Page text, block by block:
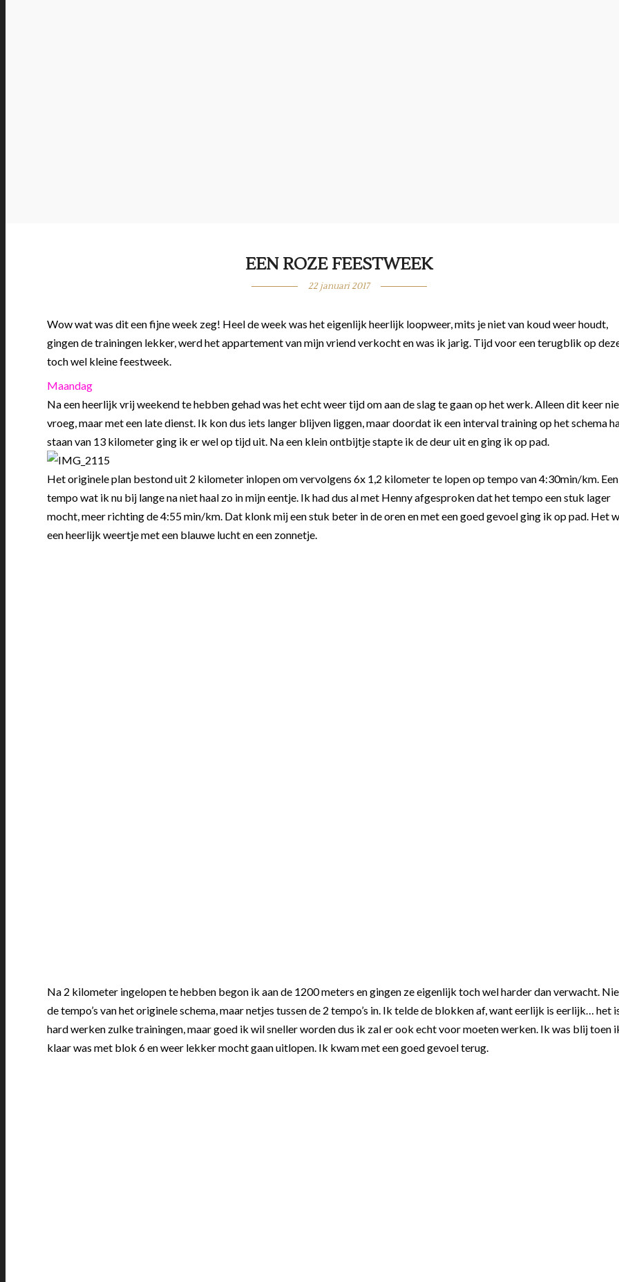
EEN ROZE FEESTWEEK
22 januari 2017
Wow wat was dit een fijne week zeg! Heel de week was het eigenlijk heerlijk loopweer, mits je niet van koud weer houdt,
gingen de trainingen lekker, werd het appartement van mijn vriend verkocht en was ik jarig. Tijd voor een terugblik op
toch wel kleine feestweek.
Maandag
Na een heerlijk vrij weekend te hebben gehad was het echt weer tijd om aan de slag te gaan op het werk. Alleen dit keer
vroeg, maar met een late dienst. Ik kon dus iets langer blijven liggen, maar doordat ik een interval training op het schema
staan van 13 kilometer ging ik er wel op tijd uit. Na een klein ontbijtje stapte ik de deur uit en ging ik op pad.
Het originele plan bestond uit 2 kilometer inlopen om vervolgens 6x 1,2 kilometer te lopen op tempo van 4:30min/km. Een
tempo wat ik nu bij lange na niet haal zo in mijn eentje. Ik had dus al met Henny afgesproken dat het tempo een stuk lager
mocht, meer richting de 4:55 min/km. Dat klonk mij een stuk beter in de oren en met een goed gevoel ging ik op pad. Het
een heerlijk weertje met een blauwe lucht en een zonnetje.
Na 2 kilometer ingelopen te hebben begon ik aan de 1200 meters en gingen ze eigenlijk toch wel harder dan verwacht.
de tempo’s van het originele schema, maar netjes tussen de 2 tempo’s in. Ik telde de blokken af, want eerlijk is eerlijk… het
hard werken zulke trainingen, maar goed ik wil sneller worden dus ik zal er ook echt voor moeten werken. Ik was blij toen
klaar was met blok 6 en weer lekker mocht gaan uitlopen. Ik kwam met een goed gevoel terug.